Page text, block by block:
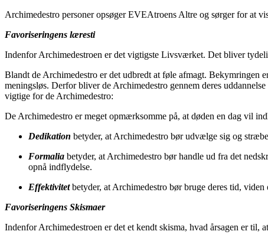
Archimedestro personer opsøger EVEAtroens Altre og sørger for at
Favoriseringens læresti
Indenfor Archimedestroen er det vigtigste Livsværket. Det bliver
Blandt de Archimedestro er det udbredt at føle afmagt.
meningsløs. Derfor bliver de Archimedestro gennem deres
vigtige for de Archimedestro:
De Archimedestro er meget opmærksomme på, at døden en dag vil
Dedikation betyder, at Archimedestro bør udvælge sig og
Formalia betyder, at Archimedestro bør handle ud fra det
opnå indflydelse.
Effektivitetbetyder, at Archimedestro bør bruge deres tid,
Favoriseringens Skismaer
Indenfor Archimedestroen er det et kendt skisma, hvad årsagen er